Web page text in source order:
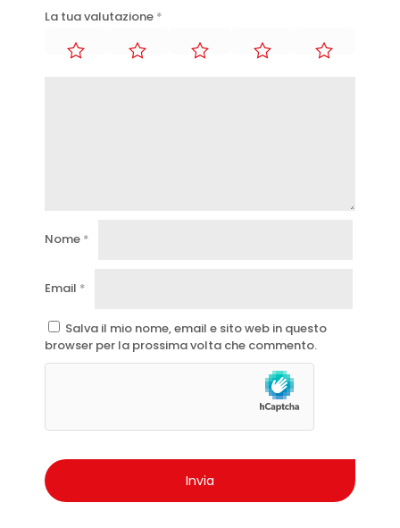
La tua valutazione *
Nome *
Email *
Salva il mio nome, email e sito web in questo
browser per la prossima volta che commento.